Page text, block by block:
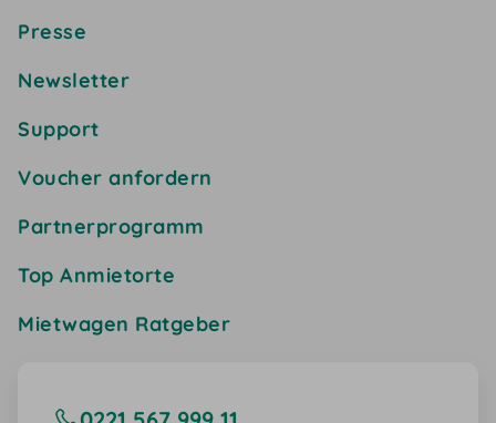
Presse
Newsletter
Support
Voucher anfordern
Partnerprogramm
Top Anmietorte
Mietwagen Ratgeber